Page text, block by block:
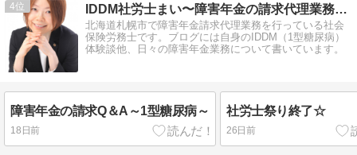
4 IDDM社労士まい〜障害年金の請求代理業務を行っています
北海道札幌市で障害年金請求代理業務を行っている社会
保険労務士です。ブログには自身のIDDM（1型糖尿病）
体験談他、日々の障害年金業務について書いています。
障害年金の請求Q＆A～1型糖尿病～
18日前
社労士祭り終了☆
26日前